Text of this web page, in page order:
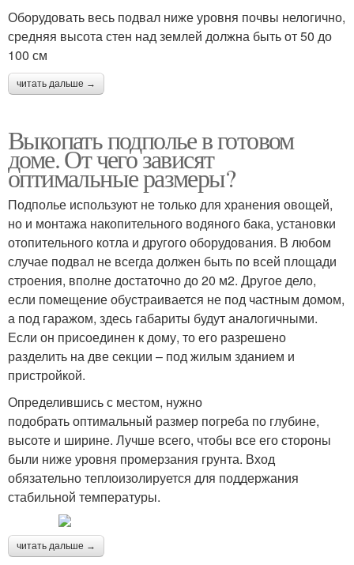
Оборудовать весь подвал ниже уровня почвы нелогично,
средняя высота стен над землей должна быть от 50 до
100 см
читать дальше →
Выкопать подполье в готовом
доме. От чего зависят
оптимальные размеры?
Подполье используют не только для хранения овощей,
но и монтажа накопительного водяного бака, установки
отопительного котла и другого оборудования. В любом
случае подвал не всегда должен быть по всей площади
строения, вполне достаточно до 20 м2. Другое дело,
если помещение обустраивается не под частным домом,
а под гаражом, здесь габариты будут аналогичными.
Если он присоединен к дому, то его разрешено
разделить на две секции – под жилым зданием и
пристройкой.
Определившись с местом, нужно
подобрать оптимальный размер погреба по глубине,
высоте и ширине. Лучше всего, чтобы все его стороны
были ниже уровня промерзания грунта. Вход
обязательно теплоизолируется для поддержания
стабильной температуры.
читать дальше →